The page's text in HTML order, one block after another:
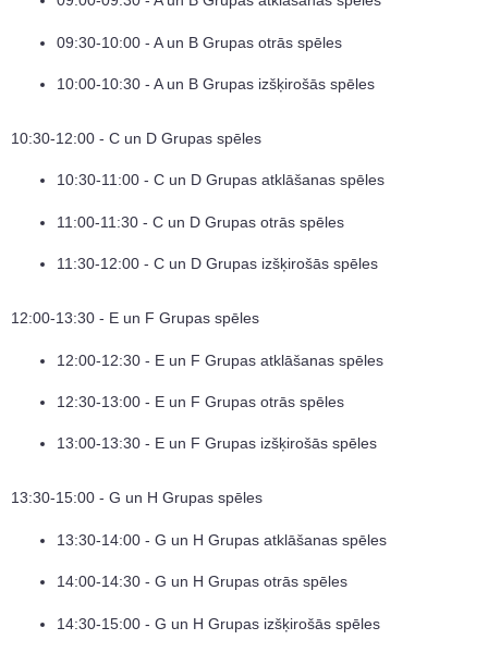
09:30-10:00 - A un B Grupas otrās spēles
10:00-10:30 - A un B Grupas izšķirošās spēles
10:30-12:00 - C un D Grupas spēles
10:30-11:00 - C un D Grupas atklāšanas spēles
11:00-11:30 - C un D Grupas otrās spēles
11:30-12:00 - C un D Grupas izšķirošās spēles
12:00-13:30 - E un F Grupas spēles
12:00-12:30 - E un F Grupas atklāšanas spēles
12:30-13:00 - E un F Grupas otrās spēles
13:00-13:30 - E un F Grupas izšķirošās spēles
13:30-15:00 - G un H Grupas spēles
13:30-14:00 - G un H Grupas atklāšanas spēles
14:00-14:30 - G un H Grupas otrās spēles
14:30-15:00 - G un H Grupas izšķirošās spēles